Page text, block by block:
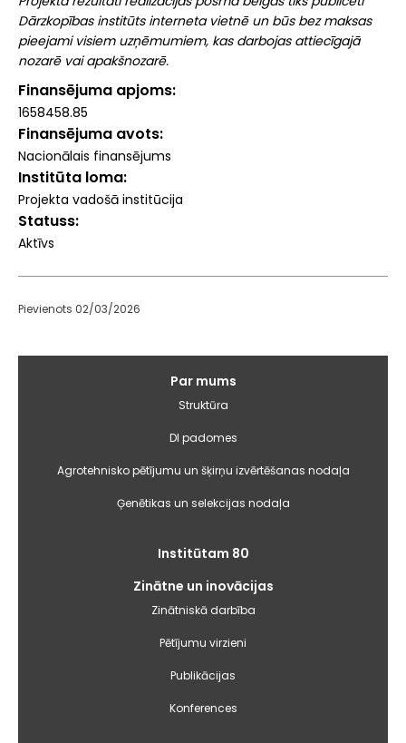
Dārzkopības institūts interneta vietnē un būs bez maksas
pieejami visiem uzņēmumiem, kas darbojas attiecīgajā
nozarē vai apakšnozarē.
Finansējuma apjoms
1658458.85
Finansējuma avots
Nacionālais finansējums
Institūta loma
Projekta vadošā institūcija
Statuss
Aktīvs
Pievienots 02/03/2026
Par mums
Struktūra
DI padomes
Agrotehnisko pētījumu un šķirņu izvērtēšanas nodaļa
Ģenētikas un selekcijas nodaļa
Institūtam 80
Zinātne un inovācijas
Zinātniskā darbība
Pētījumu virzieni
Publikācijas
Konferences